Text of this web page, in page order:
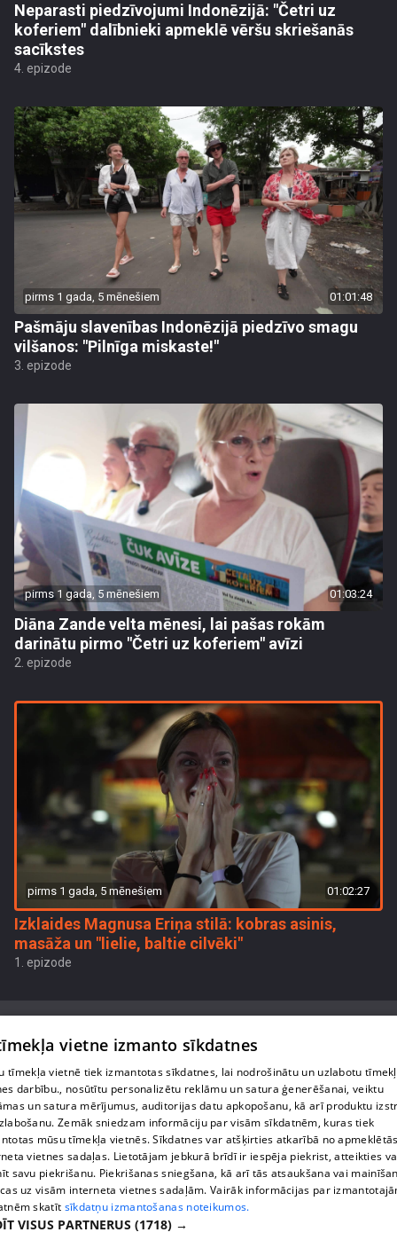
Neparasti piedzīvojumi Indonēzijā: "Četri uz
koferiem" dalībnieki apmeklē vēršu skriešanās
sacīkstes
4. epizode
pirms 1 gada, 5 mēnešiem 01:01:48
Pašmāju slavenības Indonēzijā piedzīvo smagu
vilšanos: "Pilnīga miskaste!"
3. epizode
pirms 1 gada, 5 mēnešiem 01:03:24
Diāna Zande velta mēnesi, lai pašas rokām
darinātu pirmo "Četri uz koferiem" avīzi
2. epizode
pirms 1 gada, 5 mēnešiem 01:02:27
Izklaides Magnusa Eriņa stilā: kobras asinis,
masāža un "lielie, baltie cilvēki"
1. epizode
1188 play jautājumu gadījumā raksti:
Par mums
Privātuma politika
Sīkdatnes
Lietošanas noteikumi
vietne izmanto sīkdatnes
tīmekļa vietnē tiek izmantotas sīkdatnes, lai nodrošinātu un uzlabotu
darbību., nosūtītu personalizētu reklāmu un satura ģenerēšanai, veiktu
un satura mērījumus, auditorijas datu apkopošanu, kā arī produktu
Zemāk sniedzam informāciju par visām sīkdatnēm, kuras tiek
mūsu tīmekļa vietnēs. Sīkdatnes var atšķirties atkarībā no
vietnes sadaļas. Lietotājam jebkurā brīdī ir iespēja piekrist, atteikties
savu piekrišanu. Piekrišanas sniegšana, kā arī tās atsaukšana vai
uz visām interneta vietnes sadaļām. Vairāk informācijas par
skatīt sīkdatņu izmantošanas noteikumos.
VISUS PARTNERUS (1718) →